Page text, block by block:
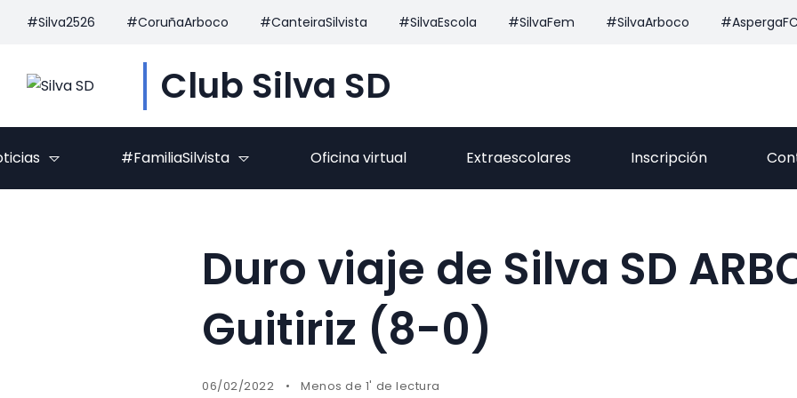
#Silva2526 #CoruñaArboco #CanteiraSilvista #SilvaEscola #SilvaFem #SilvaArboco #AspergaFC
Club Silva SD
#FamiliaSilvista Oficina virtual Extraescolares Inscripción
Duro viaje de Silva SD
Guitiriz (8-0)
06/02/2022 Menos de 1' de lectura